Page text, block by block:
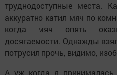
труднодоступные места.
аккуратно катил мяч по
когда мяч опять
досягаемости. Однажды
потрусил прочь, видимо,
А уж когда я принималась